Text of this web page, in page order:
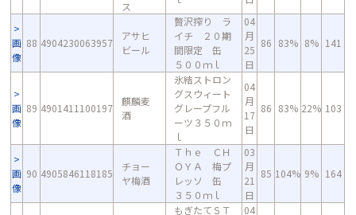
ス
画
像
88 4904230063957
アサヒ
ビール
贅沢搾り ラ
イチ ２０期
間限定 缶
５００ｍｌ
04
月
25
日
86 83% 8% 141
画
像
89 4901411100197
麒麟麦
酒
氷結ストロン
グスウィート
グレープフル
ーツ３５０ｍ
ｌ
04
月
17
日
86 83% 22% 103
画
像
90 4905846118185
チョー
ヤ梅酒
Ｔｈｅ ＣＨ
ＯＹＡ 梅プ
レッソ 缶
３５０ｍｌ
03
月
21
日
85 104% 9% 164
もぎたてＳＴ
04